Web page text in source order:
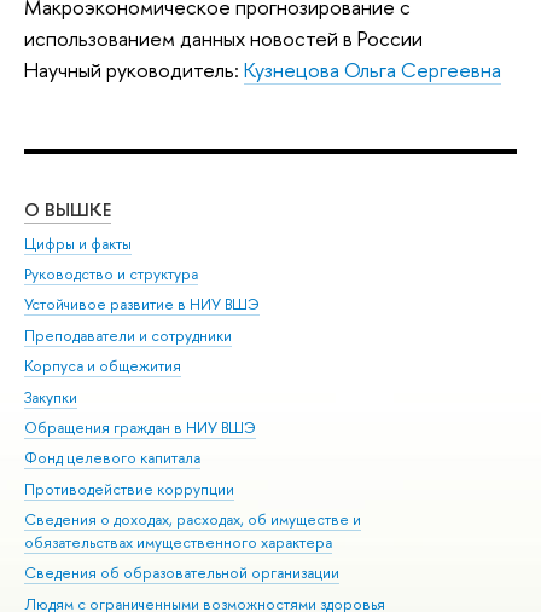
Макроэкономическое прогнозирование с
использованием данных новостей в России
Научный руководитель: Кузнецова Ольга Сергеевна
О ВЫШКЕ
Цифры и факты
Руководство и структура
Устойчивое развитие в НИУ ВШЭ
Преподаватели и сотрудники
Корпуса и общежития
Закупки
Обращения граждан в НИУ ВШЭ
Фонд целевого капитала
Противодействие коррупции
Сведения о доходах, расходах, об имуществе и
обязательствах имущественного характера
Сведения об образовательной организации
Людям с ограниченными возможностями здоровья